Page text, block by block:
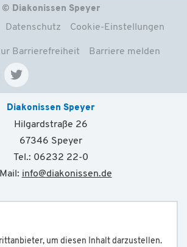
© Diakonissen Speyer
Datenschutz Cookie-Einstellungen
Barrierefreiheit Barriere melden
Diakonissen Speyer
Hilgardstraße 26
67346 Speyer
Tel.: 06232 22-0
info@diakonissen.de
um diesen Inhalt darzustellen.